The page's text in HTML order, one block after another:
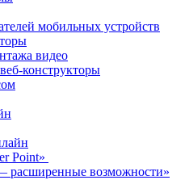
мобильных устройств
видео
конструкторы
Point»
расширенные возможности»